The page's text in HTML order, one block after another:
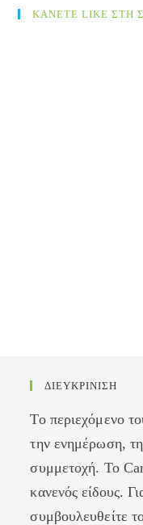
ΚΑΝΕΤΕ LIKE ΣΤΗ
ΔΙΕΥΚΡΙΝΙΣΗ
Το περιεχόμενο
την ενημέρωση,
συμμετοχή. Το
κανενός είδους.
συμβουλευθείτε